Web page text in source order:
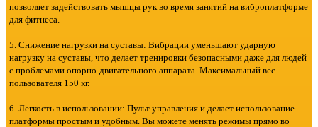
позволяет задействовать мышцы рук во время занятий на виброплатформе
для фитнеса.
5. Снижение нагрузки на суставы: Вибрации уменьшают ударную
нагрузку на суставы, что делает тренировки безопасными даже для людей
с проблемами опорно-двигательного аппарата. Максимальный вес
пользователя 150 кг.
6. Легкость в использовании: Пульт управления и делает использование
платформы простым и удобным. Вы можете менять режимы прямо во